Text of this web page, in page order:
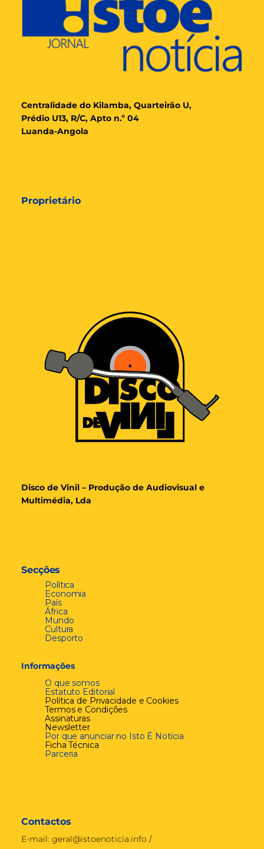
Centralidade do Kilamba, Quarteirão U,
Prédio U13, R/C, Apto n.º 04
Luanda-Angola
Proprietário
Disco de Vinil – Produção de Audiovisual e
Multimédia, Lda
Secções
Política
Economia
País
África
Mundo
Cultura
Desporto
Informações
O que somos
Estatuto Editorial
Política de Privacidade e Cookies
Termos e Condições
Assinaturas
Newsletter
Por que anunciar no Isto É Notícia
Ficha Técnica
Parceria
Contactos
E-mail: geral@istoenoticia.info /